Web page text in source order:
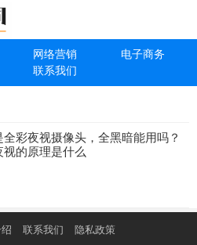
网络营销
电子商务
联系我们
全彩夜视摄像头，全黑暗能用吗？
视的原理是什么
联系我们 隐私政策